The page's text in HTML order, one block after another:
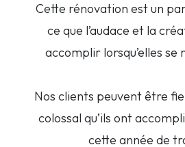
Cette rénovation est un
ce que l’audace et la
accomplir lorsqu’elles
Nos clients peuvent être
colossal qu’ils ont
cette année de